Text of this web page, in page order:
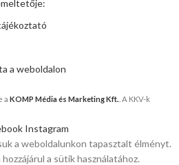
a weboldalon
a KOMP Média és Marketing Kft. . A KKV-k
Instagram
a weboldalunkon tapasztalt élményt.
a sütik használatához.